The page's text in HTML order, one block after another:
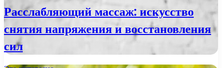
Расслабляющий массаж: искусство
снятия напряжения и восстановления
сил